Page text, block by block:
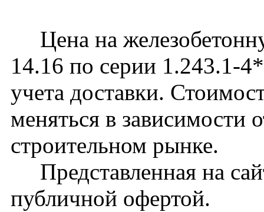
Цена на
14.16 по серии 1.243.1-
учета доставки.
меняться в зависимости
строительном рынке.
Представленная на
публичной офертой.